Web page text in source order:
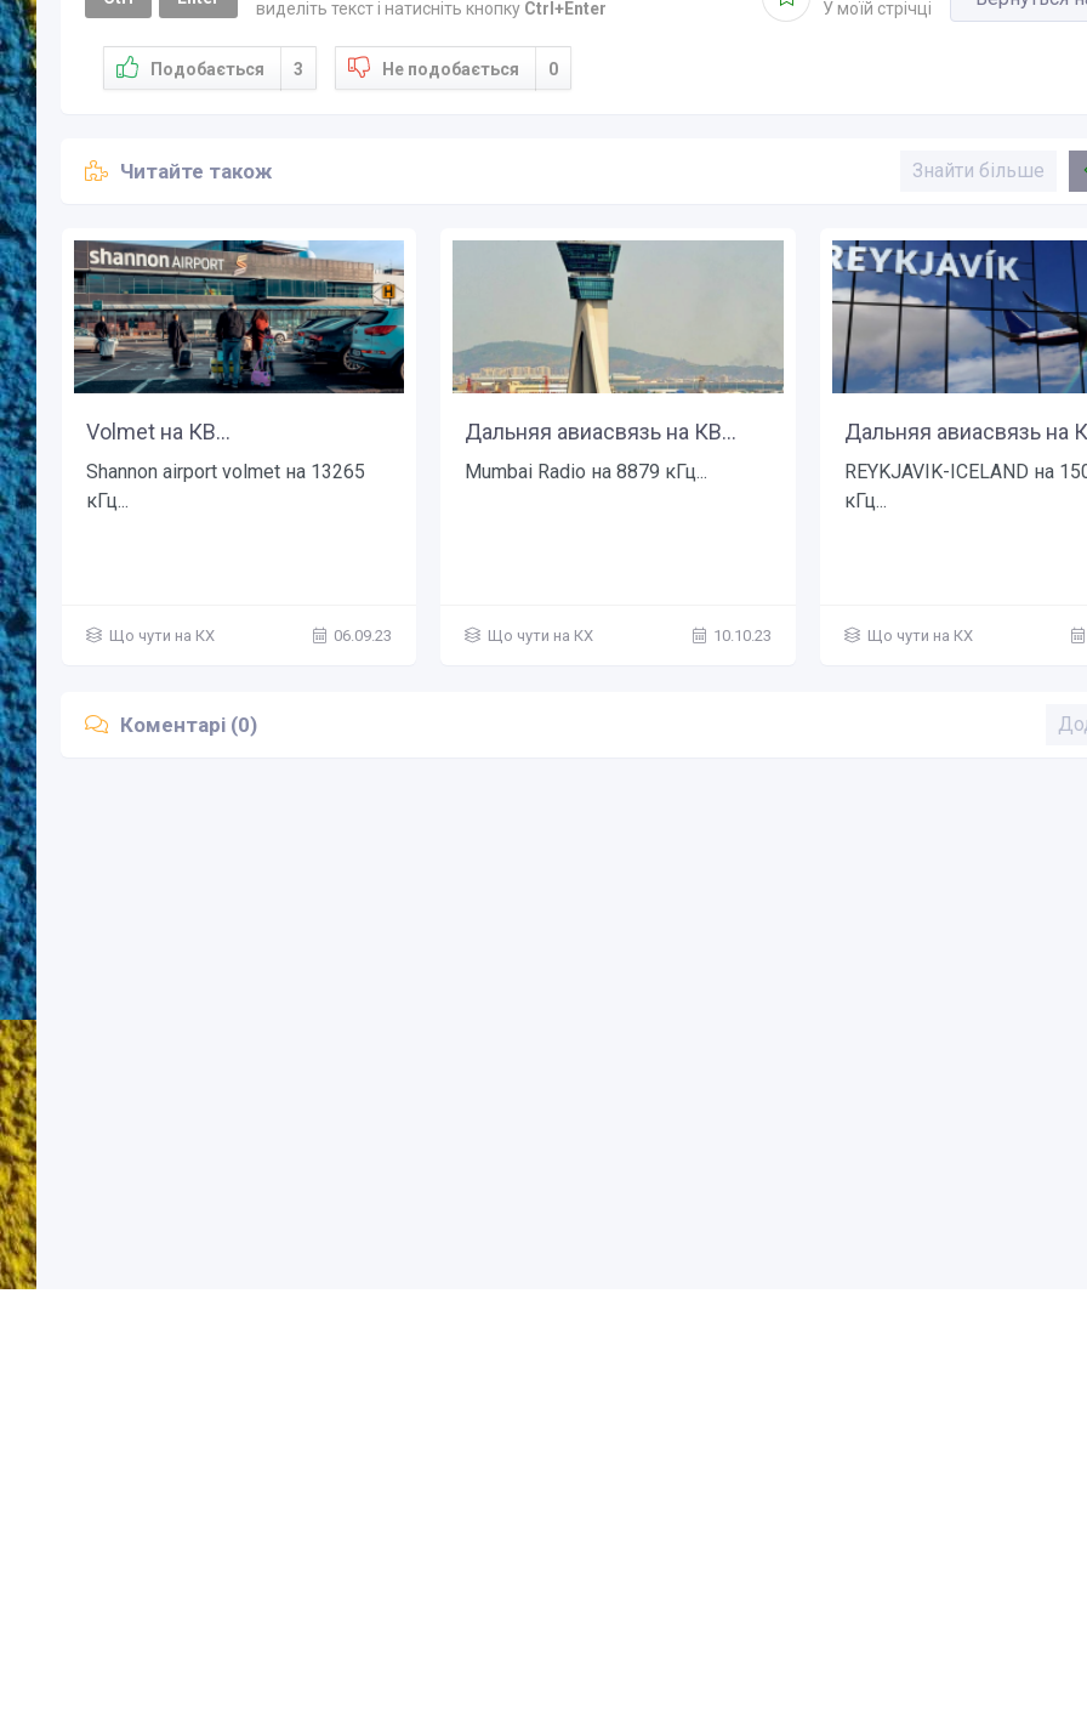
виделіть текст і натисніть кнопку Ctrl+Enter
У моїй стрічці
Подобається 3 Не подобається 0
Читайте також Знайти більше
Volmet на КВ...
Shannon airport volmet на 13265
кГц...
Що чути на КХ 06.09.23
Дальняя авиасвязь на КВ...
Mumbai Radio на 8879 кГц...
Що чути на КХ 10.10.23
Дальняя авиасвязь на
REYKJAVIK-ICELAND на
кГц...
Що чути на КХ
Коментарі (0)